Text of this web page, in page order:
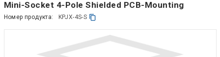
Mini-Socket 4-Pole Shielded PCB-Mounting
Номер продукта: KPJX-4S-S